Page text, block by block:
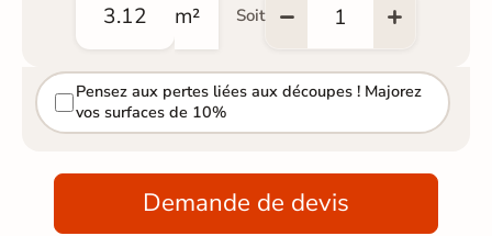
m² Soit
Pensez aux pertes liées aux découpes ! Majorez
vos surfaces de 10%
Demande de devis